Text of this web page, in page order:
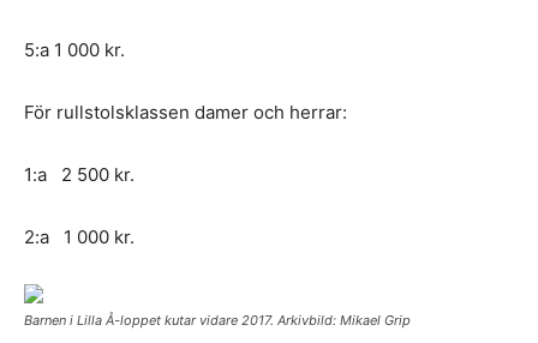
5:a 1 000 kr.
För rullstolsklassen damer och herrar:
1:a 2 500 kr.
2:a 1 000 kr.
Barnen i Lilla Å-loppet kutar vidare 2017. Arkivbild: Mikael Grip